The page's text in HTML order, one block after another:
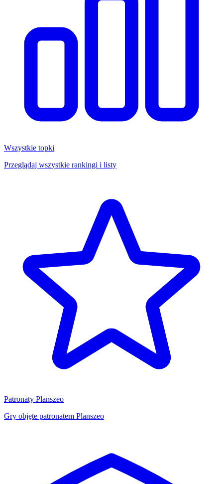
Wszystkie topki
Przeglądaj wszystkie rankingi i listy
Patronaty Planszeo
Gry objęte patronatem Planszeo